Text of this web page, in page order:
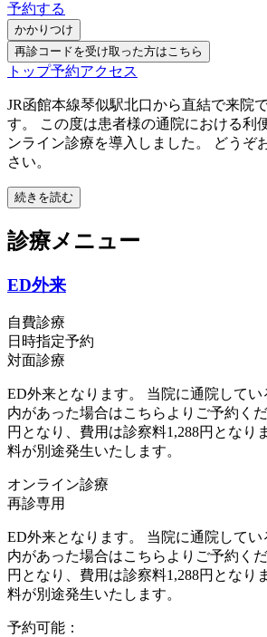
予約する
かかりつけ
再診コードを受け取った方はこちら
トップ予約アクセス
JR函館本線琴似駅北口から直結で来院
す。 この度は患者様の通院における利
ンライン診療を導入しました。 どうぞ
さい。
続きを読む
診療メニュー
ED外来
自費診療
日時指定予約
対面診療
ED外来となります。 当院に通院して
内があった場合はこちらよりご予約く
円となり、費用は診察料1,288円となり
料が別途発生いたします。
オンライン診療
再診専用
ED外来となります。 当院に通院して
内があった場合はこちらよりご予約く
円となり、費用は診察料1,288円となり
料が別途発生いたします。
予約可能：